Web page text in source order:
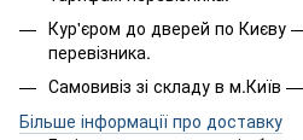
Кур'єром до дверей по Києву
перевізника.
Самовивіз зі складу в м.Київ
Більше інформації про доставку